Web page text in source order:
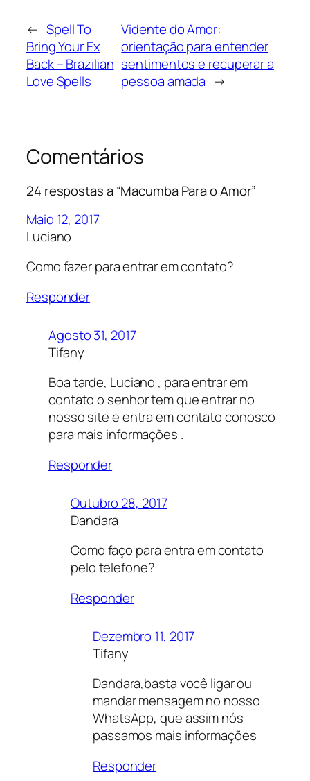
← Spell To
Bring Your Ex
Back – Brazilian
Love Spells
Vidente do Amor:
orientação para entender
sentimentos e recuperar a
pessoa amada →
Comentários
24 respostas a “Macumba Para o Amor”
Maio 12, 2017
Luciano
Como fazer para entrar em contato?
Responder
Agosto 31, 2017
Tifany
Boa tarde, Luciano , para entrar em
contato o senhor tem que entrar no
nosso site e entra em contato conosco
para mais informações .
Responder
Outubro 28, 2017
Dandara
Como faço para entra em contato
pelo telefone?
Responder
Dezembro 11, 2017
Tifany
Dandara,basta você ligar ou
mandar mensagem no nosso
WhatsApp, que assim nós
passamos mais informações
Responder